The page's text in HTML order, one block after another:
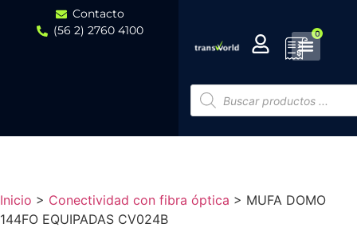
Contacto
(56 2) 2760 4100
0
Inicio > Conectividad con fibra óptica > MUFA DOMO
144FO EQUIPADAS CV024B